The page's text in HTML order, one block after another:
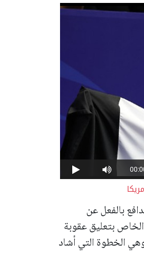
بالفعل عن
بتعليق عقوبة
الخطوة التي أشاد